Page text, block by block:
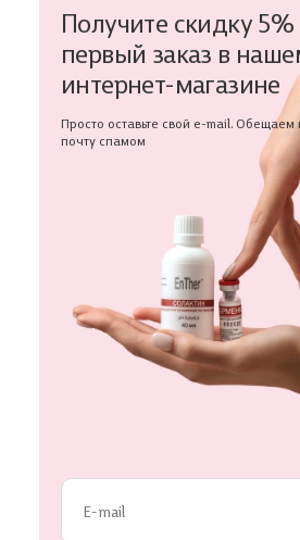
Получите скидку
первый заказ в
интернет-магазине
Просто оставьте свой e-mail. Обещаем
почту спамом